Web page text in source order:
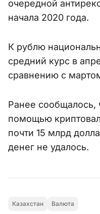
очередной
начала 2020 года.
К рублю
средний курс в
сравнению с
Ранее сообщалось,
помощью
почти 15 млрд
денег не удалось.
Казахстан Валюта